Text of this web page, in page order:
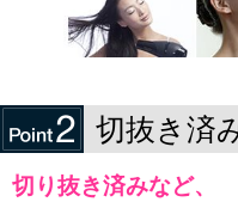
切抜き済
切り抜き済みなど、